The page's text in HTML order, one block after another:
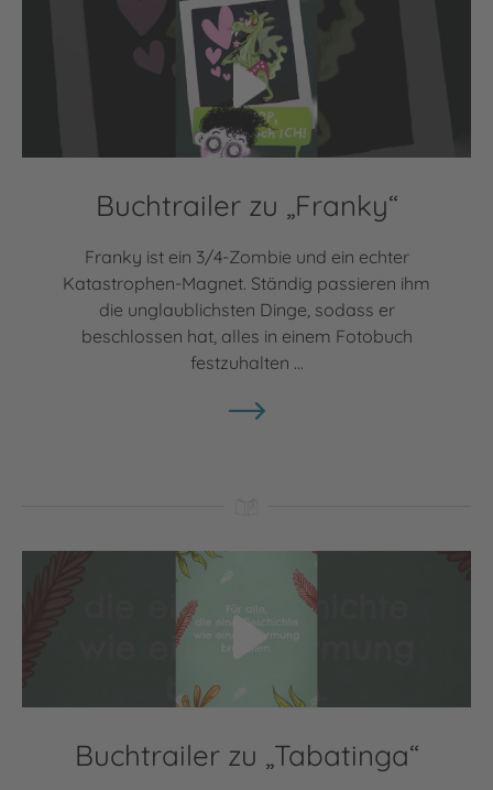
Buchtrailer zu „Franky“
Franky ist ein 3/4-Zombie und ein echter
Katastrophen-Magnet. Ständig passieren ihm
die unglaublichsten Dinge, sodass er
beschlossen hat, alles in einem Fotobuch
festzuhalten ...
Buchtrailer zu „Tabatinga“